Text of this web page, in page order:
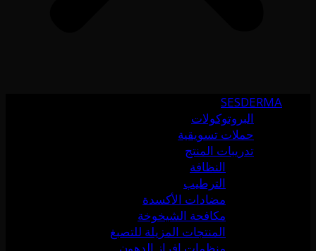
SESDERMA
البروتوكولات
حملات تسويقية
تدريبات المنتج
النظافة
الترطيب
مضادات الأكسدة
مكافحة الشيخوخة
المنتجات المزيلة للتصبغ